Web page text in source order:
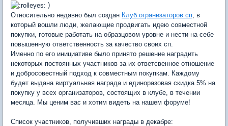
)
Относительно недавно был создан Клуб огранизаторов сп , в
который вошли люди, желающие продвигать идею совместной
покупки, готовые работать на образцовом уровне и нести на себе
повышенную ответственность за качество своих сп.
Именно по его инициативе было принято решение наградить
некоторых постоянных участников за их ответсвенное отношение
и добросовестный подход к совместным покупкам. Каждому
будет выдана виртуальная награда и единоразовая скидка 5% на
покупку у всех организаторов, состоящих в клубе, в течении
месяца. Мы ценим вас и хотим видеть на нашем форуме!
Список участников, получивших награды в декабре: